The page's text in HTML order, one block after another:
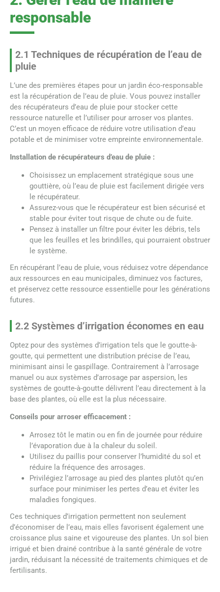
responsable
2.1 Techniques de récupération de l’eau de
pluie
L’une des premières étapes pour un jardin éco-responsable
est la récupération de l’eau de pluie. Vous pouvez installer
des récupérateurs d’eau de pluie pour stocker cette
ressource naturelle et l’utiliser pour arroser vos plantes.
C’est un moyen efficace de réduire votre utilisation d’eau
potable et de minimiser votre empreinte environnementale.
Installation de récupérateurs d’eau de pluie :
Choisissez un emplacement stratégique sous une
gouttière, où l’eau de pluie est facilement dirigée vers
le récupérateur.
Assurez-vous que le récupérateur est bien sécurisé et
stable pour éviter tout risque de chute ou de fuite.
Pensez à installer un filtre pour éviter les débris, tels
que les feuilles et les brindilles, qui pourraient obstruer
le système.
En récupérant l’eau de pluie, vous réduisez votre dépendance
aux ressources en eau municipales, diminuez vos factures,
et préservez cette ressource essentielle pour les générations
futures.
2.2 Systèmes d’irrigation économes en eau
Optez pour des systèmes d’irrigation tels que le goutte-à-
goutte, qui permettent une distribution précise de l’eau,
minimisant ainsi le gaspillage. Contrairement à l’arrosage
manuel ou aux systèmes d’arrosage par aspersion, les
systèmes de goutte-à-goutte délivrent l’eau directement à la
base des plantes, où elle est la plus nécessaire.
Conseils pour arroser efficacement :
Arrosez tôt le matin ou en fin de journée pour réduire
l’évaporation due à la chaleur du soleil.
Utilisez du paillis pour conserver l’humidité du sol et
réduire la fréquence des arrosages.
Privilégiez l’arrosage au pied des plantes plutôt qu’en
surface pour minimiser les pertes d’eau et éviter les
maladies fongiques.
Ces techniques d’irrigation permettent non seulement
d’économiser de l’eau, mais elles favorisent également une
croissance plus saine et vigoureuse des plantes. Un sol bien
irrigué et bien drainé contribue à la santé générale de votre
jardin, réduisant la nécessité de traitements chimiques et de
fertilisants.